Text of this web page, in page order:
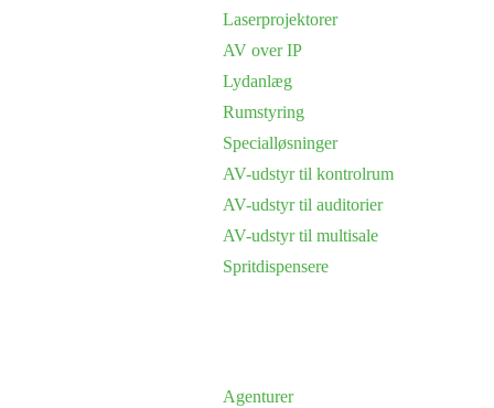
Laserprojektorer
AV over IP
Lydanlæg
Rumstyring
Specialløsninger
AV-udstyr til kontrolrum
AV-udstyr til auditorier
AV-udstyr til multisale
Spritdispensere
Agenturer